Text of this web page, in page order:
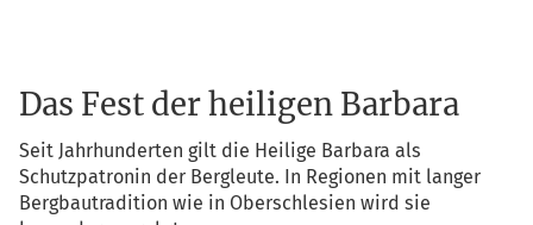
Das Fest der heiligen Barbara
Seit Jahr­hun­der­ten gilt die Hei­li­ge Bar­ba­ra als
Schutz­pa­tro­nin der Berg­leu­te. In Regio­nen mit lan­ger
Berg­bau­tra­di­ti­on wie in Ober­schle­si­en wird sie